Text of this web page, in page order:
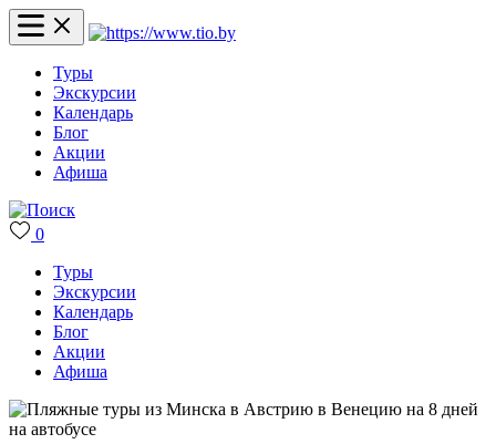
Туры
Экскурсии
Календарь
Блог
Акции
Афиша
0
Туры
Экскурсии
Календарь
Блог
Акции
Афиша